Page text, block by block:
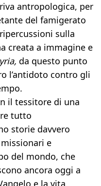
antropologica, per
del famigerato
sulla
creata a immagine e
da questo punto
l’antidoto contro gli
il tessitore di una
tutto
storie davvero
e
del mondo, che
ancora oggi a
e la vita